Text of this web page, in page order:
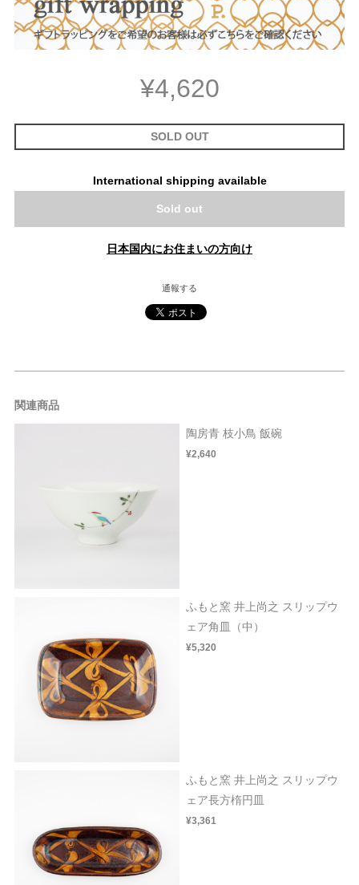
¥4,620
SOLD OUT
International shipping available
Sold out
日本国内にお住まいの方向け
通報する
関連商品
陶房青 枝小鳥 飯碗
¥2,640
ふもと窯 井上尚之 スリップウ
ェア角皿（中）
¥5,320
ふもと窯 井上尚之 スリップウ
ェア長方楕円皿
¥3,361